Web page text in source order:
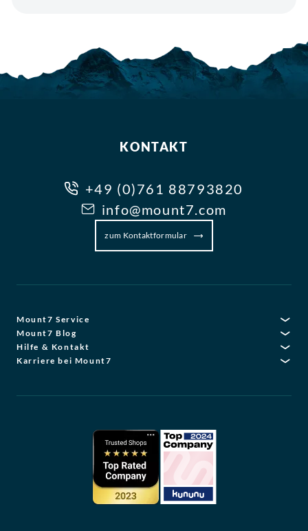
KONTAKT
+49 (0)761 88793820
info@mount7.com
zum Kontaktformular
Mount7 Service
Mount7 Blog
Hilfe & Kontakt
Karriere bei Mount7